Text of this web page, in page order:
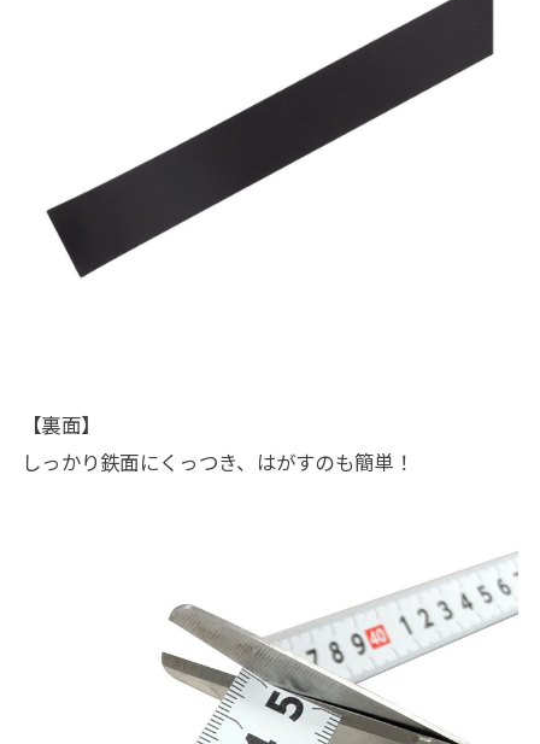
【裏面】
しっかり鉄面にくっつき、はがすのも簡単！